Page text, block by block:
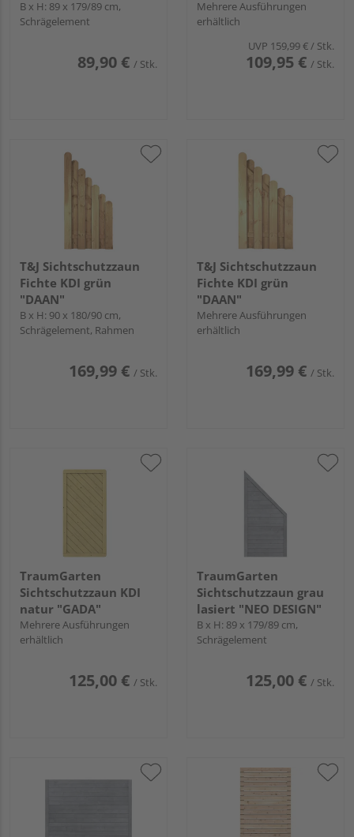
B x H: 89 x 179/89 cm,
Schrägelement
89,90 € / Stk.
Mehrere Ausführungen
erhältlich
UVP 159,99 €/ Stk.
109,95 € / Stk.
T&J Sichtschutzzaun
Fichte KDI grün
"DAAN"
B x H: 90 x 180/90 cm,
Schrägelement, Rahmen
169,99 € / Stk.
T&J Sichtschutzzaun
Fichte KDI grün
"DAAN"
Mehrere Ausführungen
erhältlich
169,99 € / Stk.
TraumGarten
Sichtschutzzaun KDI
natur "GADA"
Mehrere Ausführungen
erhältlich
125,00 € / Stk.
TraumGarten
Sichtschutzzaun grau
lasiert "NEO DESIGN"
B x H: 89 x 179/89 cm,
Schrägelement
125,00 € / Stk.